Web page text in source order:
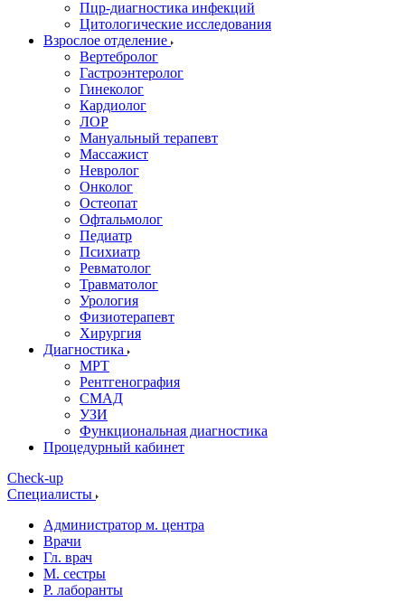
Пцр-диагностика инфекций
Цитологические исследования
Взрослое отделение
Вертебролог
Гастроэнтеролог
Гинеколог
Кардиолог
ЛОР
Мануальный терапевт
Массажист
Невролог
Онколог
Остеопат
Офтальмолог
Педиатр
Психиатр
Ревматолог
Травматолог
Урология
Физиотерапевт
Хирургия
Диагностика
МРТ
Рентгенография
СМАД
УЗИ
Функциональная диагностика
Процедурный кабинет
Cheсk-up
Специалисты
Администратор м. центра
Врачи
Гл. врач
М. сестры
Р. лаборанты